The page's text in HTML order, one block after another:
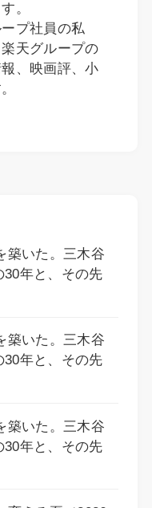
。
プ社員の私
天グループの
、映画評、小
築いた。三木谷
年と、その先
築いた。三木谷
年と、その先
築いた。三木谷
年と、その先